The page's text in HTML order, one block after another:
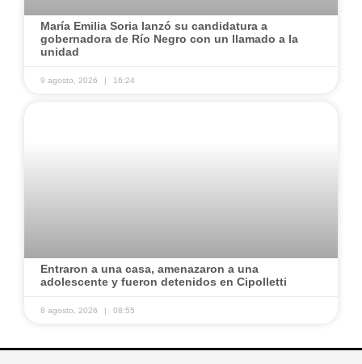
​María Emilia Soria lanzó su candidatura a
gobernadora de Río Negro con un llamado a la
unidad
9 agosto, 2026 16:24
​Entraron a una casa, amenazaron a una
adolescente y fueron detenidos en Cipolletti
8 agosto, 2026 08:55